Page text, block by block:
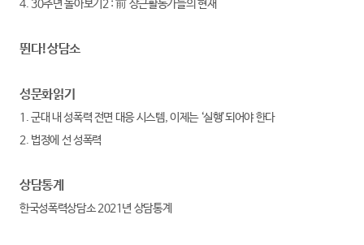
4. 30주년 돌아보기2 : 前 상근활동가들의 현재
뛴다!상담소
성문화읽기
1. 군대 내 성폭력 전면 대응 시스템, 이제는 ‘실행’되어야 한다
2. 법정에 선 성폭력
상담통계
한국성폭력상담소 2021년 상담통계